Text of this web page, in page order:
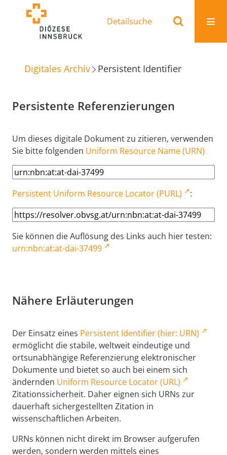
Detailsuche
Digitales Archiv Persistent Identifier
Persistente Referenzierungen
Um dieses digitale Dokument zu zitieren, verwenden
Sie bitte folgenden Uniform Resource Name (URN)
Persistent Uniform Resource Locator (PURL) :
Sie können die Auflösung des Links auch hier testen:
urn:nbn:at:at-dai-37499
Nähere Erläuterungen
Der Einsatz eines Persistent Identifier (hier: URN)
ermöglicht die stabile, weltweit eindeutige und
ortsunabhängige Referenzierung elektronischer
Dokumente und bietet so auch bei einem sich
ändernden Uniform Resource Locator (URL)
Zitationssicherheit. Daher eignen sich URNs zur
dauerhaft sichergestellten Zitation in
wissenschaftlichen Arbeiten.
URNs können nicht direkt im Browser aufgerufen
werden, sondern werden mittels eines